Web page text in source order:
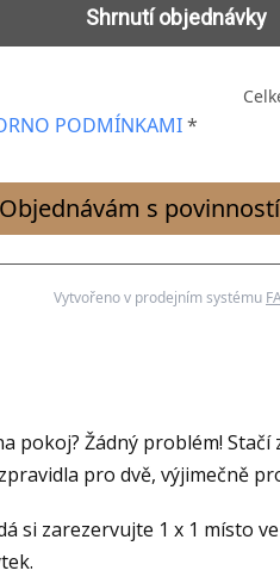
Shrnutí objednávky
PODMÍNKAMI*
Objednávám s
Vytvořeno v prodejním systému
pokoj? Žádný problém!
pro dvě, výjimečně
si zarezervujte 1 x 1 místo